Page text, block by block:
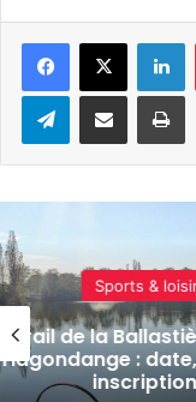
TelegramPartager par e-mail